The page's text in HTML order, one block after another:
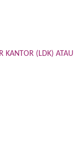
KANTOR (LDK) ATAU